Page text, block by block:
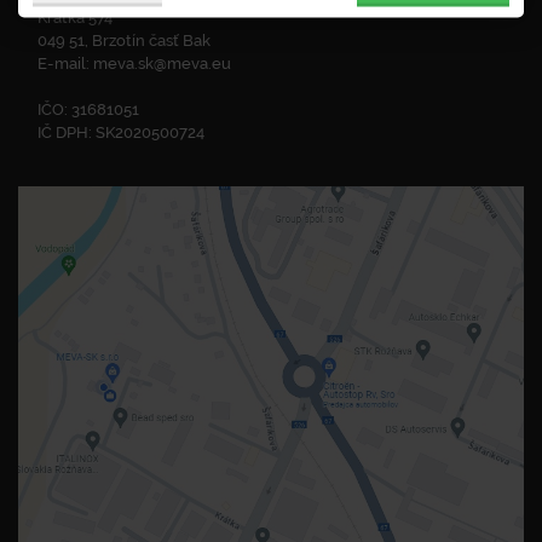
Krátka 574
049 51, Brzotín časť Bak
E-mail: meva.sk@meva.eu
IČO: 31681051
IČ DPH: SK2020500724